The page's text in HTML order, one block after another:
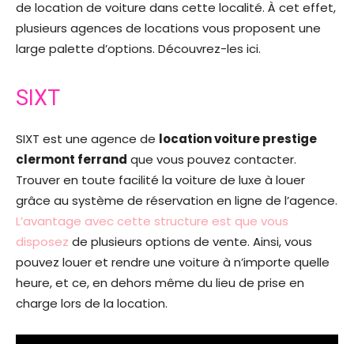
de location de voiture dans cette localité. À cet effet,
plusieurs agences de locations vous proposent une
large palette d’options. Découvrez-les ici.
SIXT
SIXT est une agence de location voiture prestige
clermont ferrand que vous pouvez contacter.
Trouver en toute facilité la voiture de luxe à louer
grâce au système de réservation en ligne de l’agence.
L’avantage avec cette structure est que vous
disposez de plusieurs options de vente. Ainsi, vous
pouvez louer et rendre une voiture à n’importe quelle
heure, et ce, en dehors même du lieu de prise en
charge lors de la location.